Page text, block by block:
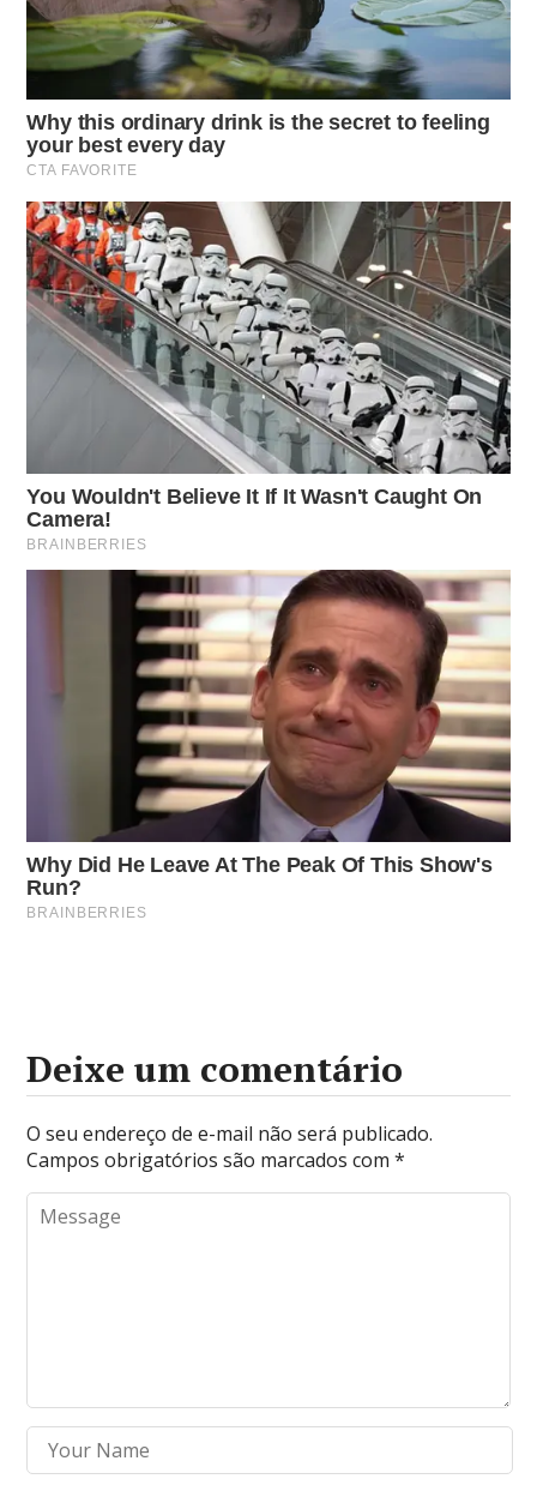
Deixe um comentário
O seu endereço de e-mail não será publicado.
Campos obrigatórios são marcados com*